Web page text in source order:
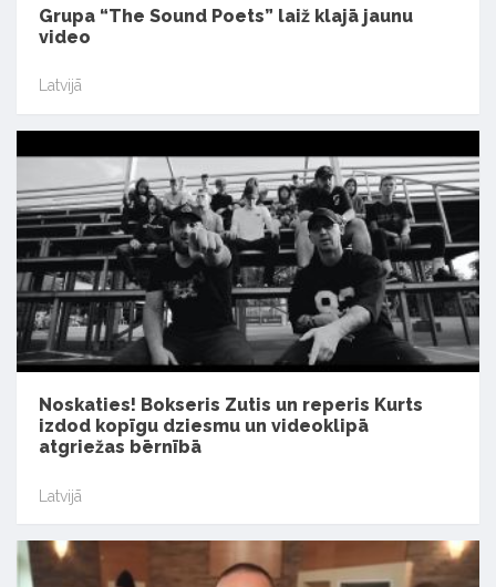
Grupa “The Sound Poets” laiž klajā jaunu
video
Latvijā
Noskaties! Bokseris Zutis un reperis Kurts
izdod kopīgu dziesmu un videoklipā
atgriežas bērnībā
Latvijā